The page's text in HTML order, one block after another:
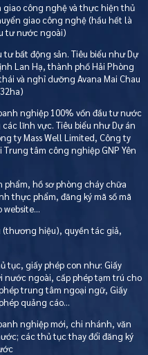
giao công nghệ và thực hiện thủ
giao công nghệ (hầu hết là
tư nước ngoài)
tư bất động sản. Tiêu biểu như Dự
Lan Hạ, thành phố Hải Phòng
và nghỉ dưỡng Avana Mai Chau
nghiệp 100% vốn đầu tư nước
lĩnh vực. Tiêu biểu như Dự án
ty Mass Well Limited, Công ty
tâm công nghiệp GNP Yên
phẩm, hồ sơ phòng cháy chữa
thực phẩm, đăng ký mã số mã
website…
(thương hiệu), quyền tác giả,
tục, giấy phép con như: Giấy
nước ngoài, cấp phép tạm trú cho
trung tâm ngoại ngữ, Giấy
quảng cáo…
nghiệp mới, chi nhánh, văn
các thủ tục thay đổi đăng ký